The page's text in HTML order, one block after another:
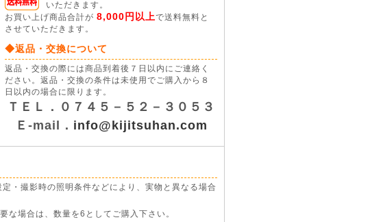
いただきます。
お買い上げ商品合計が 8,000円以上で送料無料と
させていただきます。
◆返品・交換について
返品・交換の際には商品到着後７日以内にご連絡く
ださい。返品・交換の条件は未使用でご購入から８
日以内の場合に限ります。
ＴＥＬ．０７４５－５２－３０５３
Ｅ-mail． info@kijitsuhan.com
・撮影時の照明条件などにより、実物と異なる場合
場合は、数量を6としてご購入下さい。